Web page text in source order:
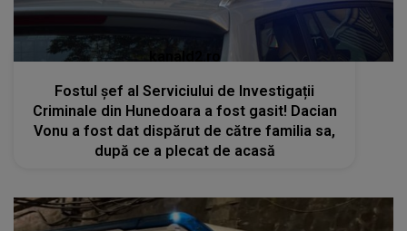
kanald2.ro
Fostul șef al Serviciului de Investigații
Criminale din Hunedoara a fost gasit! Dacian
Vonu a fost dat dispărut de către familia sa,
după ce a plecat de acasă